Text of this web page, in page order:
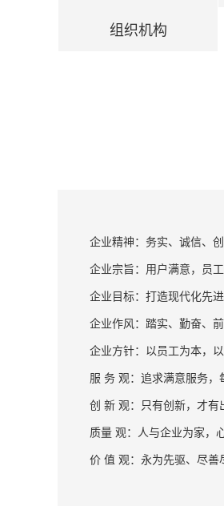
组织机构
企业精神：务实、诚信、
企业宗旨：用户满意，员
企业目标：打造现代化先
企业作风：踏实、勤奋、
企业方针：以员工为本，
服 务 观：追求满意服务，
创 新 观：只有创新，才
质量 观：人与企业为家，
价 值 观：永为先驱、尽善